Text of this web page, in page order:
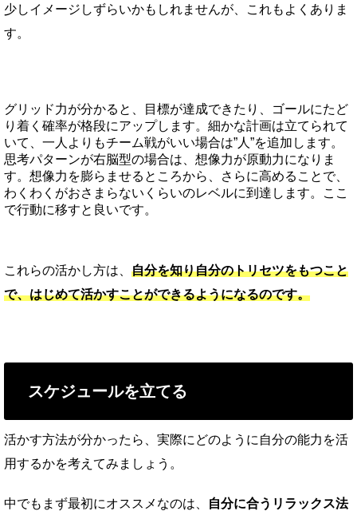
少しイメージしずらいかもしれませんが、これもよくありま
す。
グリッド力が分かると、目標が達成できたり、ゴールにたど
り着く確率が格段にアップします。細かな計画は立てられて
いて、一人よりもチーム戦がいい場合は”人”を追加します。
思考パターンが右脳型の場合は、想像力が原動力になりま
す。想像力を膨らませるところから、さらに高めることで、
わくわくがおさまらないくらいのレベルに到達します。ここ
で行動に移すと良いです。
これらの活かし方は、 自分を知り自分のトリセツをもつこと
で、はじめて活かすことができるようになるのです。
スケジュールを立てる
活かす方法が分かったら、実際にどのように自分の能力を活
用するかを考えてみましょう。
中でもまず最初にオススメなのは、
自分に合うリラックス法